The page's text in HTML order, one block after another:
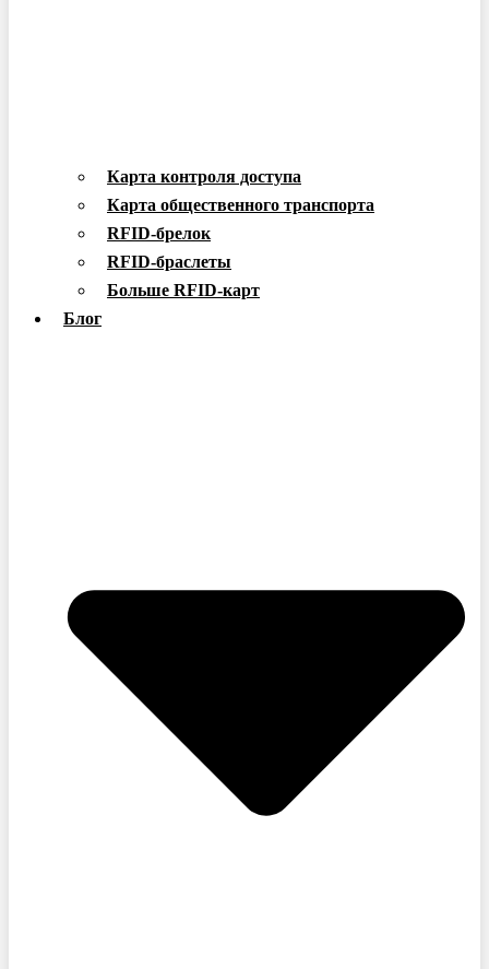
Карта контроля доступа
Карта общественного транспорта
RFID-брелок
RFID-браслеты
Больше RFID-карт
Блог